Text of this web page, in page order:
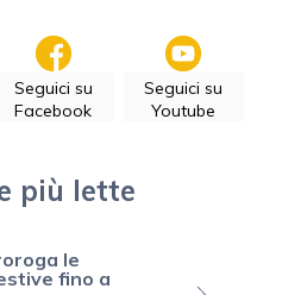
Seguici su
Facebook
Seguici su
Youtube
più lette
le
fino a